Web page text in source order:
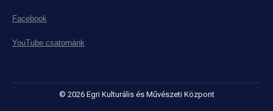
Facebook
YouTube csatornánk
© 2026 Egri Kulturális és Művészeti Központ